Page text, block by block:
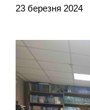
23 березня 2024